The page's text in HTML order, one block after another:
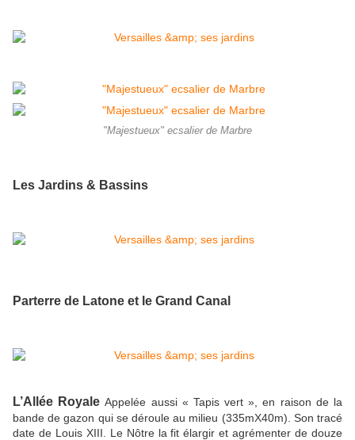
"Majestueux" ecsalier de Marbre
Les Jardins & Bassins
Parterre de Latone et le Grand Canal
L’Allée Royale Appelée aussi « Tapis vert », en raison de la
bande de gazon qui se déroule au milieu (335mX40m). Son tracé
date de Louis XIII. Le Nôtre la fit élargir et agrémenter de douze